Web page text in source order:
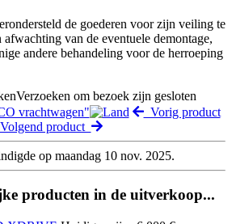
de goederen voor zijn veiling te
afwachting van de eventuele demontage,
andere behandeling voor de herroeping
Verzoeken om bezoek zijn gesloten
vrachtwagen"
Vorig product
Volgend product
op maandag 10 nov. 2025.
producten in de uitverkoop...